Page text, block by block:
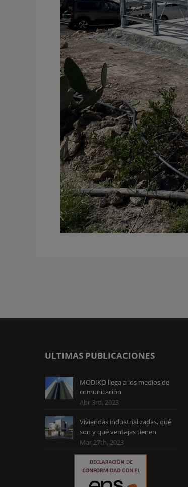
ULTIMAS PUBLICACIONES
MODIKO llega a los medios de
comunicación
Abr 3rd, 2023
Viviendas industrializadas, qué
son y qué ventajas tienen
Mar 27th, 2023